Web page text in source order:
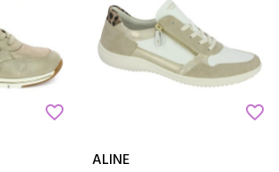
favorite_border favorite_border
ALINE